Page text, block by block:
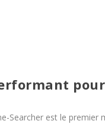
Searcher est le